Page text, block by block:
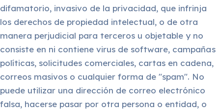
difamatorio, invasivo de la privacidad, que infrinja
los derechos de propiedad intelectual, o de otra
manera perjudicial para terceros u objetable y no
consiste en ni contiene virus de software, campañas
políticas, solicitudes comerciales, cartas en cadena,
correos masivos o cualquier forma de "spam". No
puede utilizar una dirección de correo electrónico
falsa, hacerse pasar por otra persona o entidad, o